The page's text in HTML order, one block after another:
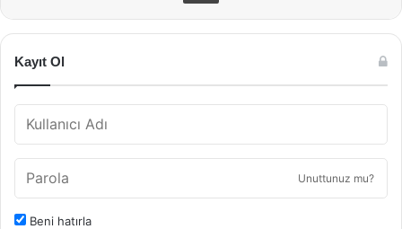
Kayıt Ol
Unuttunuz mu?
Beni hatırla